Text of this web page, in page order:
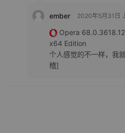
ember 2020年5月31日
Opera
x64 Edition
个人感觉的不一样，我
稽]